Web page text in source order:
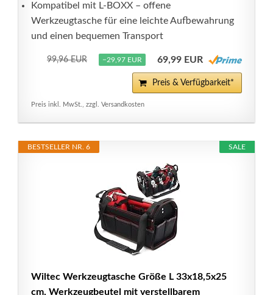
Kompatibel mit L-BOXX – offene
Werkzeugtasche für eine leichte Aufbewahrung
und einen bequemen Transport
99,96 EUR −29,97 EUR 69,99 EUR
Preis & Verfügbarkeit*
Preis inkl. MwSt., zzgl. Versandkosten
SALE
BESTSELLER NR. 6
Wiltec Werkzeugtasche Größe L 33x18,5x25
cm, Werkzeugbeutel mit verstellbarem